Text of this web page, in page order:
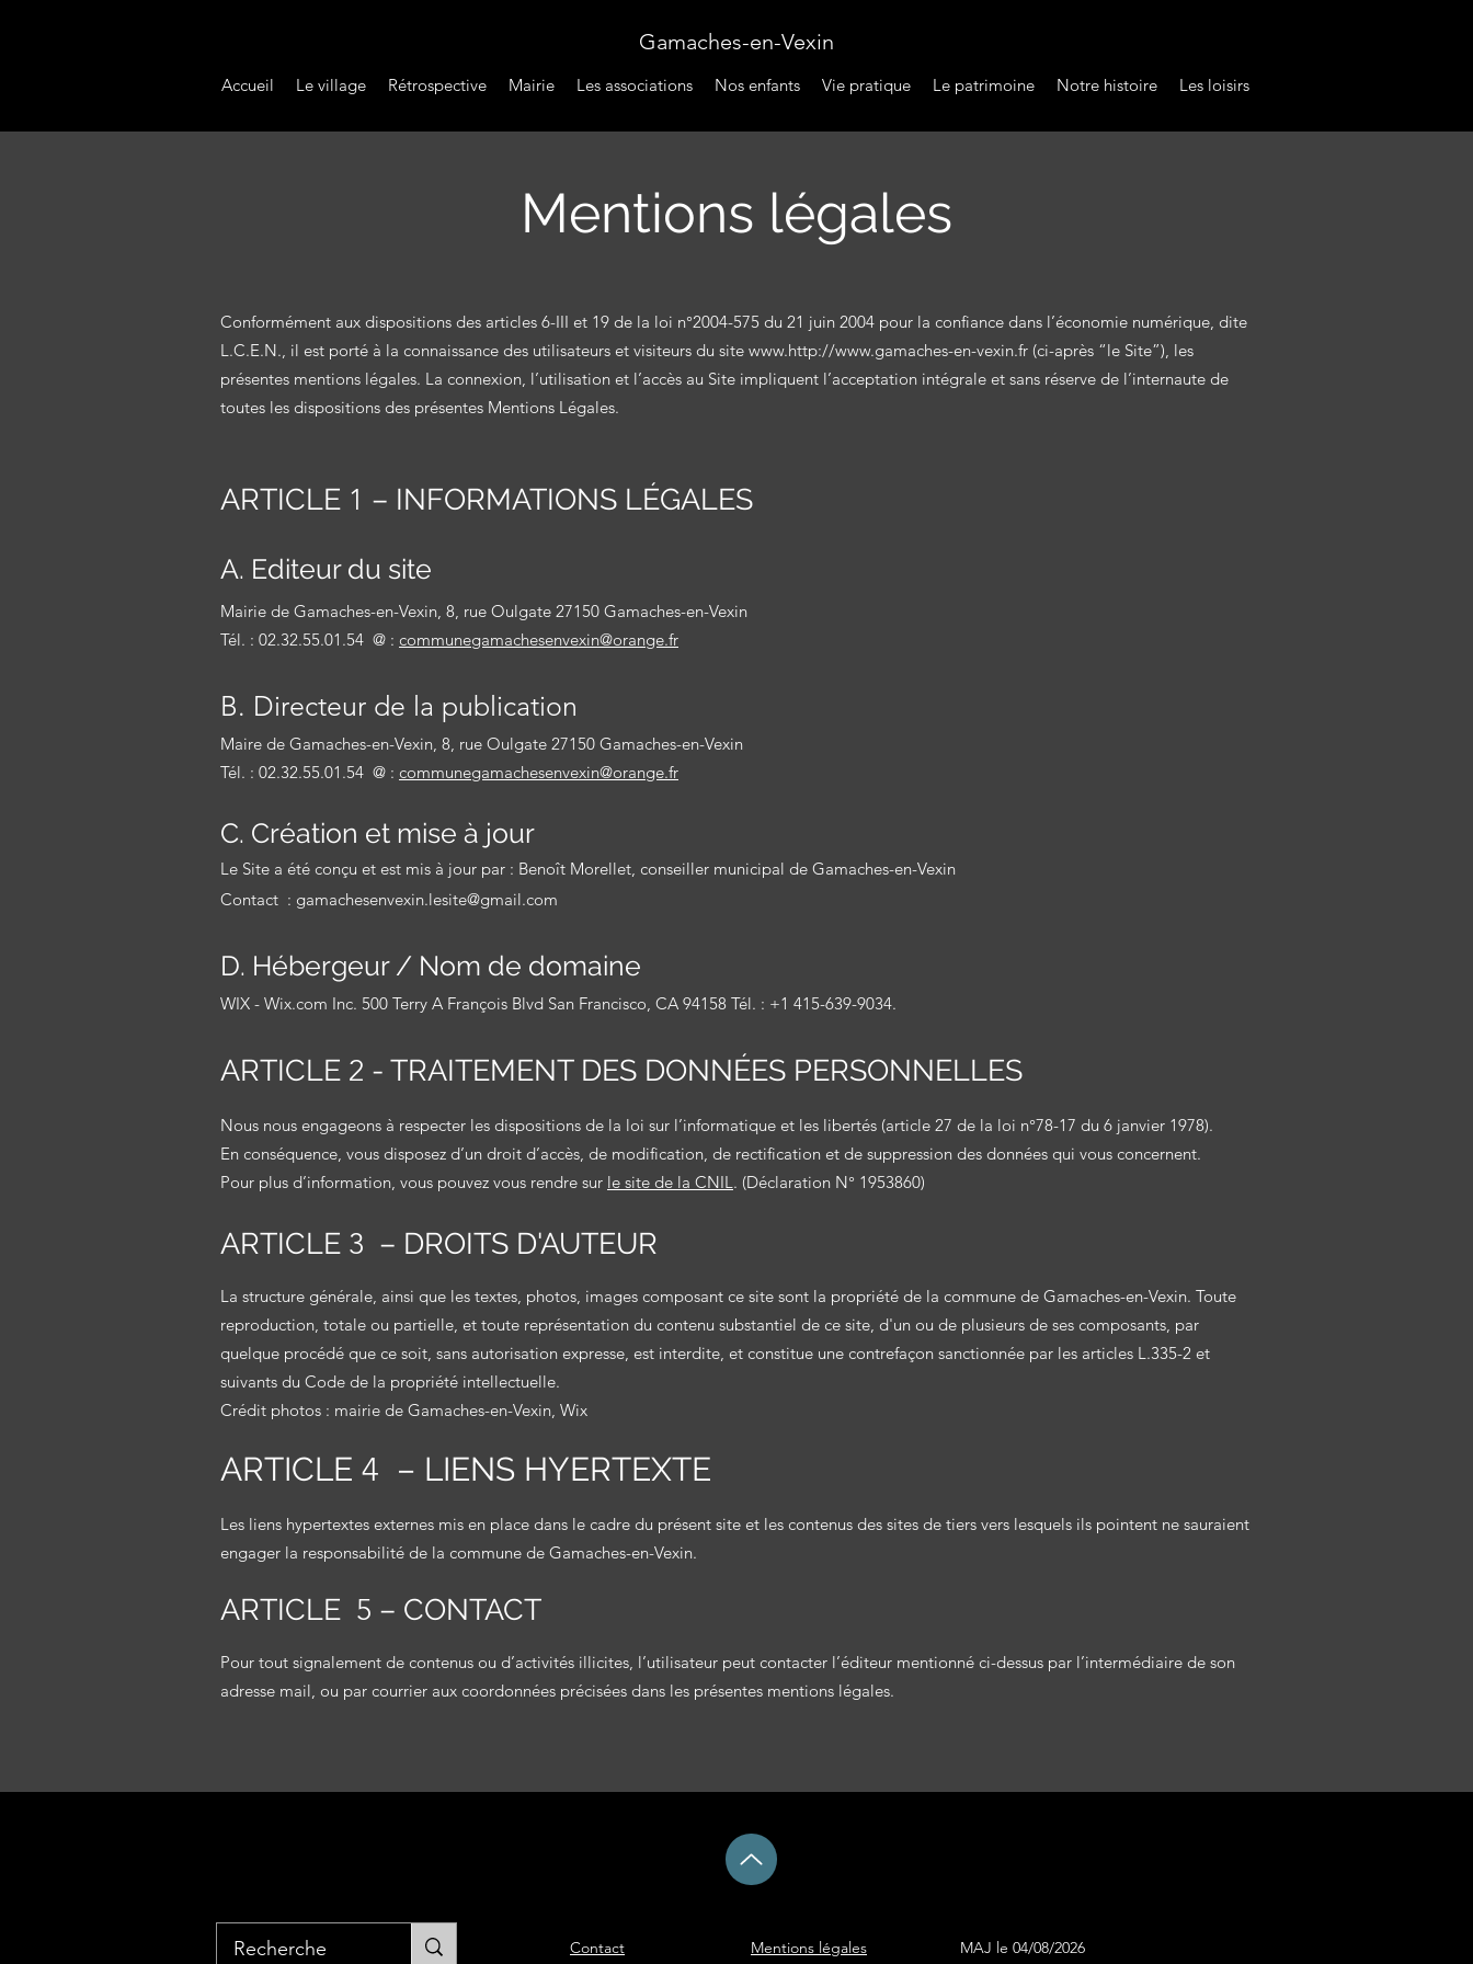
Gamaches-en-Vexin
Accueil Le village Rétrospective Mairie Les associations Nos enfants Vie pratique Le patrimoine Notre histoire Les loisirs
Mentions légales
Conformément aux dispositions des articles 6-III et 19 de la loi n°2004-575 du 21 juin 2004 pour la confiance dans l’économie numérique, dite
L.C.E.N., il est porté à la connaissance des utilisateurs et visiteurs du site www.http://www.gamaches-en-vexin.fr (ci-après “le Site”), les
présentes mentions légales. La connexion, l’utilisation et l’accès au Site impliquent l’acceptation intégrale et sans réserve de l’internaute de
toutes les dispositions des présentes Mentions Légales.
ARTICLE 1 – INFORMATIONS LÉGALES
A. Editeurdu site
Mairie de Gamaches-en-Vexin, 8, rue Oulgate 27150 Gamaches-en-Vexin
Tél. : 02.32.55.01.54 @ : communegamachesenvexin@orange.fr
B. Directeur de la publication
Maire de Gamaches-en-Vexin, 8, rue Oulgate 27150 Gamaches-en-Vexin
Tél. : 02.32.55.01.54 @ : communegamachesenvexin@orange.fr
C. Création et mise à jour
Le Site a été conçu et est mis à jour par : Benoît Morellet, conseiller municipal de Gamaches-en-Vexin
Contact : gamachesenvexin.lesite@gmail.com
D. Hébergeur / Nom de domaine
WIX - Wix.com Inc. 500 Terry A François Blvd San Francisco, CA 94158 Tél. : +1 415-639-9034.
ARTICLE 2 - TRAITEMENT DES DONNÉES PERSONNELLES
Nous nous engageons à respecter les dispositions de la loi sur l’informatique et les libertés (article 27 de la loi n°78-17 du 6 janvier 1978).
En conséquence, vous disposez d’un droit d’accès, de modification, de rectification et de suppression des données qui vous concernent.
Pour plus d’information, vous pouvez vous rendre sur le site de la CNIL. (Déclaration N° 1953860)
ARTICLE 3 – DROITS D'AUTEUR
La structure générale, ainsi que les textes, photos, images composant ce site sont la propriété de la commune de Gamaches-en-Vexin. Toute
reproduction, totale ou partielle, et toute représentation du contenu substantiel de ce site, d'un ou de plusieurs de ses composants, par
quelque procédé que ce soit, sans autorisation expresse, est interdite, et constitue une contrefaçon sanctionnée par les articles L.335-2 et
suivants du Code de la propriété intellectuelle.
Crédit photos : mairie de Gamaches-en-Vexin, Wix
ARTICLE 4 – LIENS HYERTEXTE
Les liens hypertextes externes mis en place dans le cadre du présent site et les contenus des sites de tiers vers lesquels ils pointent ne sauraient
engager la responsabilité de la commune de Gamaches-en-Vexin.
ARTICLE 5 – CONTACT
Pour tout signalement de contenus ou d’activités illicites, l’utilisateur peut contacter l’éditeur mentionné ci-dessus par l’intermédiaire de son
adresse mail, ou par courrier aux coordonnées précisées dans les présentes mentions légales.
Contact Mentions légales MAJ le 04/08/2026